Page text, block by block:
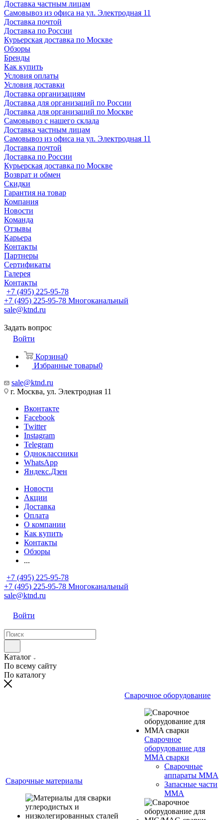
Доставка частным лицам
Самовывоз из офиса на ул. Электродная 11
Доставка почтой
Доставка по России
Курьерская доставка по Москве
Обзоры
Бренды
Как купить
Условия оплаты
Условия доставки
Доставка организациям
Доставка для организаций по России
Доставка для организаций по Москве
Самовывоз с нашего склада
Доставка частным лицам
Самовывоз из офиса на ул. Электродная 11
Доставка почтой
Доставка по России
Курьерская доставка по Москве
Возврат и обмен
Скидки
Гарантия на товар
Компания
Новости
Команда
Отзывы
Карьера
Контакты
Партнеры
Сертификаты
Галерея
Контакты
+7 (495) 225-95-78
+7 (495) 225-95-78 Многоканальный
sale@ktnd.ru
Задать вопрос
Войти
Корзина0
Избранные товары0
sale@ktnd.ru
г. Москва, ул. Электродная 11
Вконтакте
Facebook
Twitter
Instagram
Telegram
Одноклассники
WhatsApp
Яндекс.Дзен
Новости
Акции
Доставка
Оплата
О компании
Как купить
Контакты
Обзоры
...
+7 (495) 225-95-78
+7 (495) 225-95-78 Многоканальный
sale@ktnd.ru
Войти
Каталог
По всему сайту
По каталогу
Сварочные материалы
Сварочное оборудование
Сварочное
оборудование для
MMA сварки
Сварочные
аппараты MMA
Запасные части
MMA